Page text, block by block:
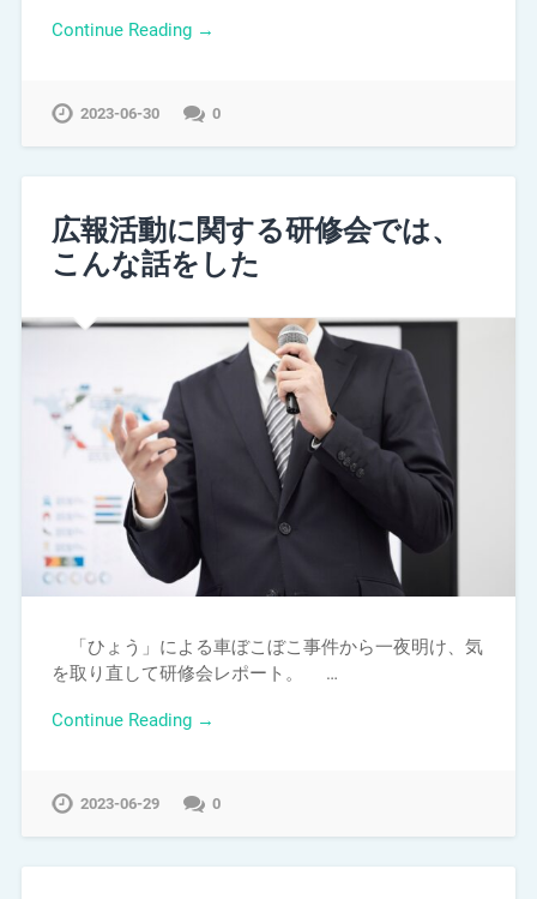
Continue Reading →
2023-06-30 0
広報活動に関する研修会では、
こんな話をした
「ひょう」による車ぼこぼこ事件から一夜明け、気
を取り直して研修会レポート。 …
Continue Reading →
2023-06-29 0